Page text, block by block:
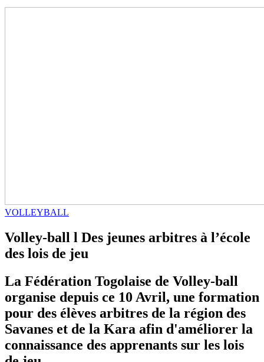
VOLLEYBALL
Volley-ball l Des jeunes arbitres à l’école
des lois de jeu
La Fédération Togolaise de Volley-ball
organise depuis ce 10 Avril, une formation
pour des élèves arbitres de la région des
Savanes et de la Kara afin d'améliorer la
connaissance des apprenants sur les lois